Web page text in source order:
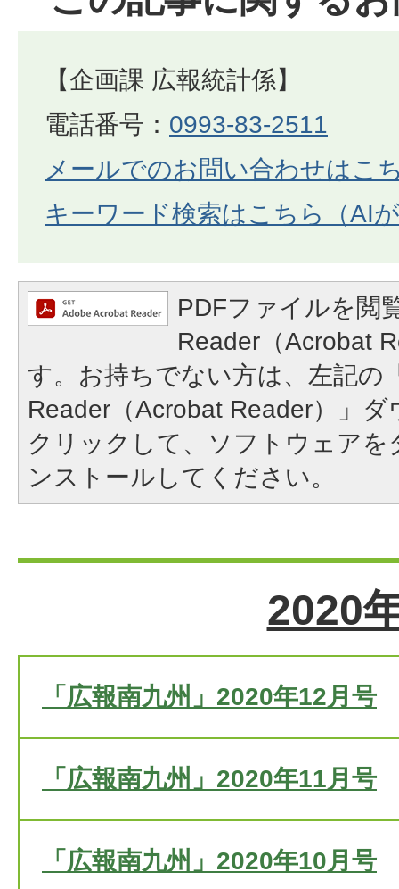
【企画課 広報統計係】
電話番号： 0993-83-2511
メールでのお問い合わせはこ
キーワード検索はこちら（AI
PDFファイルを閲
Reader（Acrobat
す。お持ちでない方は、左記の
Reader（Acrobat Reader）」
クリックして、ソフトウェア
ンストールしてください。
2020
「広報南九州」2020年12月号
「広報南九州」2020年11月号
「広報南九州」2020年10月号